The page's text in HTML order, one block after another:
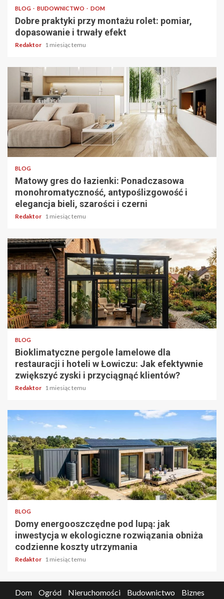
BLOG BUDOWNICTWO DOM
Dobre praktyki przy montażu rolet: pomiar,
dopasowanie i trwały efekt
Redaktor 1 miesiąc temu
3 min odczytu
BLOG
Matowy gres do łazienki: Ponadczasowa
monohromatyczność, antypoślizgowość i
elegancja bieli, szarości i czerni
Redaktor 1 miesiąc temu
4 min odczytu
BLOG
Bioklimatyczne pergole lamelowe dla
restauracji i hoteli w Łowiczu: Jak efektywnie
zwiększyć zyski i przyciągnąć klientów?
Redaktor 1 miesiąc temu
5 min odczytu
BLOG
Domy energooszczędne pod lupą: jak
inwestycja w ekologiczne rozwiązania obniża
codzienne koszty utrzymania
Redaktor 1 miesiąc temu
Dom Ogród Nieruchomości Budownictwo Biznes